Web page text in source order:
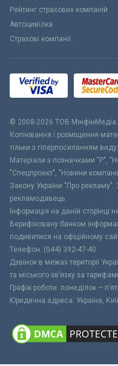
Рейтинг страхових компаній
Автоцивілка
Страхові компанії
© 2008-2026 ТОВ
Копіювання і розміщення
тільки з гіперпосиланням
Матеріали з позначками "Р",
"Спецпроект", "Новини
Закону України "Про рекламу".
рекламодавець.
Інформація на даній сторінці
Верифіковану банком
подивитися на офіційному
Телефон: (044) 392-47-40
Дзвінок в межах території
та міського зв’язку за
Графік роботи: понеділок –
Юридична адреса: Україна,